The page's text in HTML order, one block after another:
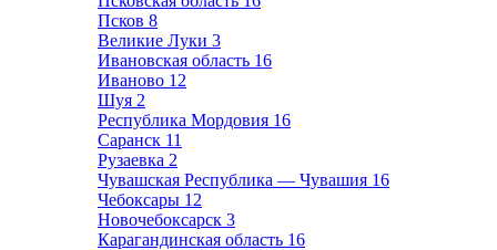
Псков 8
Великие Луки 3
Ивановская область 16
Иваново 12
Шуя 2
Республика Мордовия 16
Саранск 11
Рузаевка 2
Чувашская Республика — Чувашия 16
Чебоксары 12
Новочебоксарск 3
Карагандинская область 16